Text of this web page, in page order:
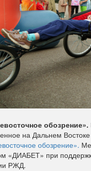
обозрение».
на Дальнем
обозрение».
«ДИАБЕТ» при
РЖД.